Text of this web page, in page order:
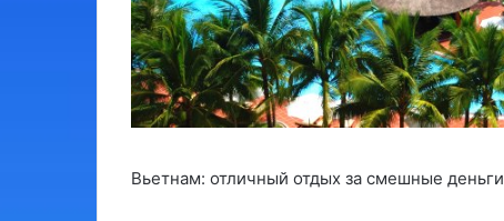
Вьетнам: отличный отдых за смешные деньги